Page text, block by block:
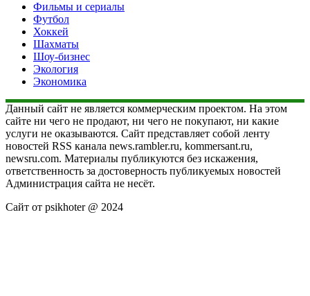
Фильмы и сериалы
Футбол
Хоккей
Шахматы
Шоу-бизнес
Экология
Экономика
Данный сайт не является коммерческим проектом. На этом
сайте ни чего не продают, ни чего не покупают, ни какие
услуги не оказываются. Сайт представляет собой ленту
новостей RSS канала news.rambler.ru, kommersant.ru,
newsru.com. Материалы публикуются без искажения,
ответственность за достоверность публикуемых новостей
Администрация сайта не несёт.
Сайт от psikhoter @ 2024